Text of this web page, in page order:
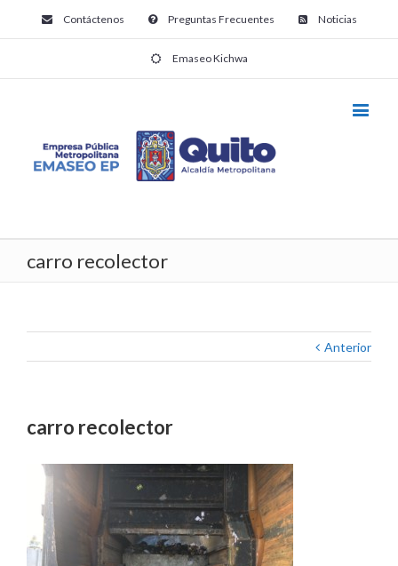
Contáctenos Preguntas Frecuentes Noticias
Emaseo Kichwa
carro recolector
Anterior
carro recolector